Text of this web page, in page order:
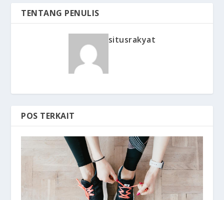
TENTANG PENULIS
situsrakyat
POS TERKAIT